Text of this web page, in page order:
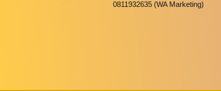
0811932635 (WA Marketing)